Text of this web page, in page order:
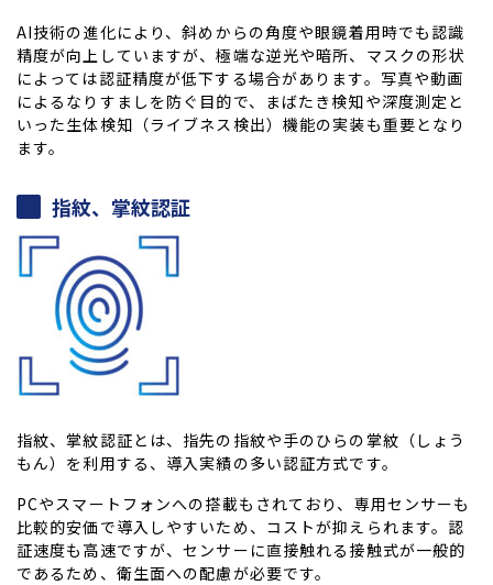
AI技術の進化により、斜めからの角度や眼鏡着用時でも認識
精度が向上していますが、極端な逆光や暗所、マスクの形状
によっては認証精度が低下する場合があります。写真や動画
によるなりすましを防ぐ目的で、まばたき検知や深度測定と
いった生体検知（ライブネス検出）機能の実装も重要となり
ます。
指紋、掌紋認証
指紋、掌紋認証とは、指先の指紋や手のひらの掌紋（しょう
もん）を利用する、導入実績の多い認証方式です。
PCやスマートフォンへの搭載もされており、専用センサーも
比較的安価で導入しやすいため、コストが抑えられます。認
証速度も高速ですが、センサーに直接触れる接触式が一般的
であるため、衛生面への配慮が必要です。